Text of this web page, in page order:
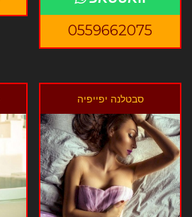
0559662075
סבטלנה יפייפיה